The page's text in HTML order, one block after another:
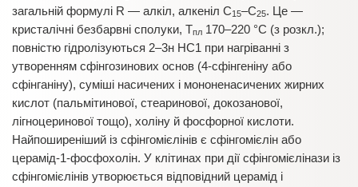
загальній формулі R — алкіл, алкеніл С15–С25. Це —
кристалічні безбарвні сполуки, Тпл 170–220 °С (з розкл.);
повністю гідролізуються 2–3н НС1 при нагріванні з
утворенням сфінгозинових основ (4-сфінгеніну або
сфінганіну), суміші насичених і мононенасичених жирних
кислот (пальмітинової, стеаринової, докозанової,
лігноцеринової тощо), холіну й фосфорної кислоти.
Найпоширеніший із сфінгомієлінів є сфінгомієлін або
церамід-1-фосфохолін. У клітинах при дії сфінгомієлінази із
сфінгомієлінів утворюється відповідний церамід і